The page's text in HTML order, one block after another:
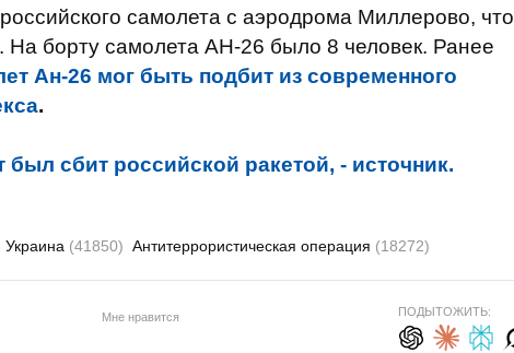
самолета с аэродрома Миллерово, что
На борту самолета АН-26 было 8 человек. Ранее
Ан-26 мог быть подбит из современного
.
был сбит российской ракетой, - источник.
Украина (41850) Антитеррористическая операция (18272)
Мне нравится ПОДЫТОЖИТЬ: